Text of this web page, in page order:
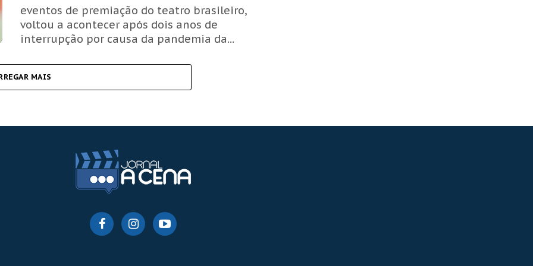
eventos de premiação do teatro brasileiro,
voltou a acontecer após dois anos de
interrupção por causa da pandemia da...
MAIS